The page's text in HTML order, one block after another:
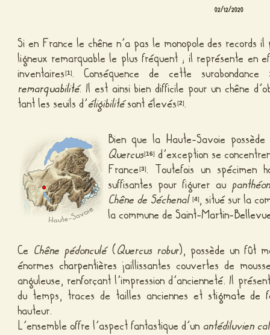
02/12/2020
Si en France le chêne n’a pas le monopole des records
ligneux remarquable le plus fréquent ; il représente en
inventaires[1]. Conséquence de cette
remarquabilité. Il est ainsi bien difficile pour un chêne
tant les seuils d’éligibilitésont élevés[2].
Bien que la Haute-Savoie
Quercus[16] d’exception se
France[3]. Toutefois un spécimen
suffisantes pour figurer au panthéon
Chêne de Séchenal [4], situé sur la
la commune deSaint-Martin-
Ce Chêne pédonculé(Quercus robur), possède unfût
énormescharpentières jaillissantes couvertes de
anguleuse, renforçant l’impression d’ancienneté. Il
du temps, traces de tailles anciennes etstigmate de
hauteur.
L’ensemble offre l’aspect fantastique d’un antédiluvien